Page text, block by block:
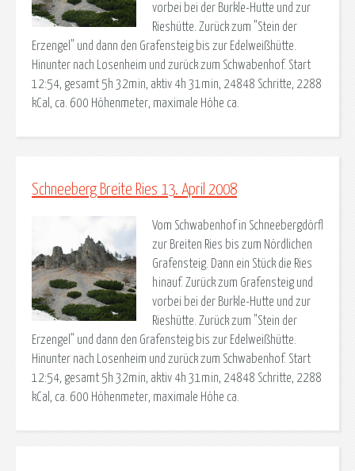
vorbei bei der Burkle-Hutte und zur
Rieshütte. Zurück zum "Stein der
Erzengel" und dann den Grafensteig bis zur Edelweißhütte.
Hinunter nach Losenheim und zurück zum Schwabenhof. Start
12:54, gesamt 5h 32min, aktiv 4h 31min, 24848 Schritte, 2288
kCal, ca. 600 Höhenmeter, maximale Höhe ca.
Schneeberg Breite Ries 13. April 2008
Vom Schwabenhof in Schneebergdörfl
zur Breiten Ries bis zum Nördlichen
Grafensteig. Dann ein Stück die Ries
hinauf. Zurück zum Grafensteig und
vorbei bei der Burkle-Hutte und zur
Rieshütte. Zurück zum "Stein der
Erzengel" und dann den Grafensteig bis zur Edelweißhütte.
Hinunter nach Losenheim und zurück zum Schwabenhof. Start
12:54, gesamt 5h 32min, aktiv 4h 31min, 24848 Schritte, 2288
kCal, ca. 600 Höhenmeter, maximale Höhe ca.